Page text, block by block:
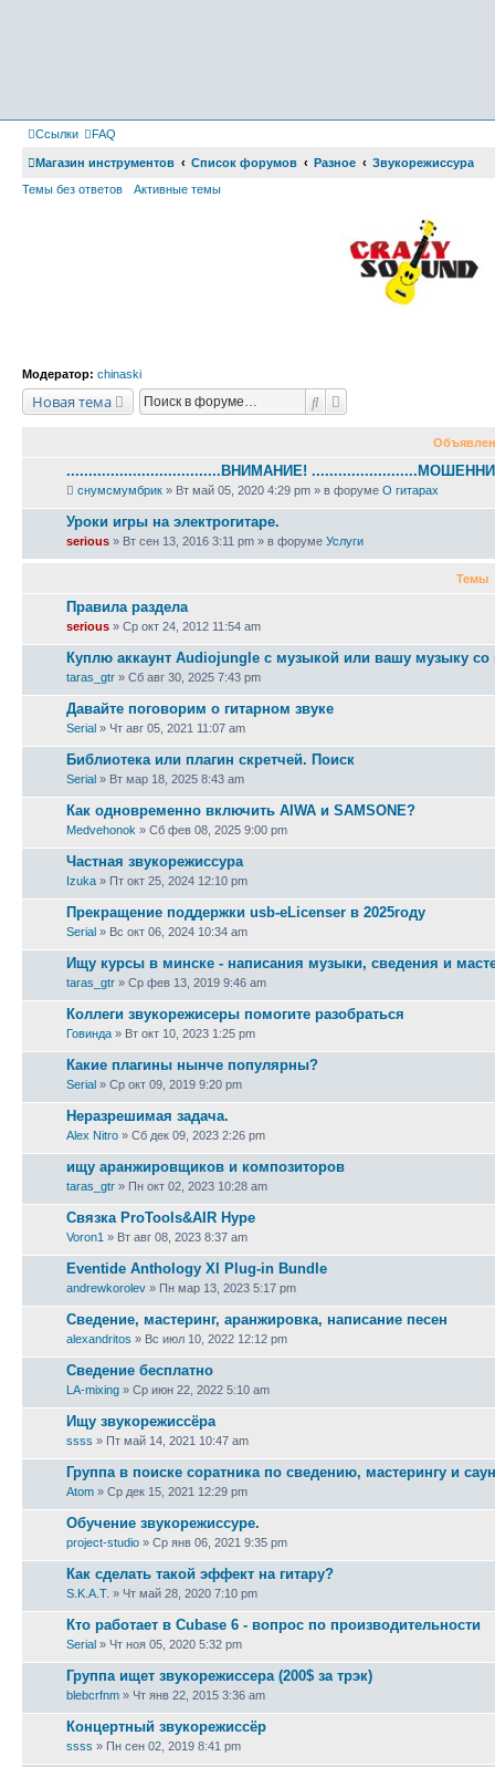
Ссылки FAQ
Магазин инструментов Список форумов Разное
Звукорежиссура
Темы без ответов
Активные темы
Модератор: chinaski
Новая тема Поиск
...................................ВНИМАНИЕ!
снумсмумбрик » Вт май 05, 2020 4:29 pm » в форуме О гитарах
Уроки игры на электрогитаре.
serious » Вт сен 13, 2016 3:11 pm » в форуме Услуги
Темы
Правила раздела
serious » Ср окт 24, 2012 11:54 am
Куплю аккаунт Audiojungle с музыкой или вашу музыку со
taras_gtr » Сб авг 30, 2025 7:43 pm
Давайте поговорим о гитарном звуке
Serial » Чт авг 05, 2021 11:07 am
Библиотека или плагин скретчей. Поиск
Serial » Вт мар 18, 2025 8:43 am
Как одновременно включить AIWA и SAMSONE?
Medvehonok » Сб фев 08, 2025 9:00 pm
Частная звукорежиссура
Izuka » Пт окт 25, 2024 12:10 pm
Прекращение поддержки usb-eLicenser в 2025году
Serial » Вс окт 06, 2024 10:34 am
Ищу курсы в минске - написания музыки, сведения и
taras_gtr » Ср фев 13, 2019 9:46 am
Коллеги звукорежисеры помогите разобраться
Говинда » Вт окт 10, 2023 1:25 pm
Какие плагины нынче популярны?
Serial » Ср окт 09, 2019 9:20 pm
Неразрешимая задача.
Alex Nitro » Сб дек 09, 2023 2:26 pm
ищу аранжировщиков и композиторов
taras_gtr » Пн окт 02, 2023 10:28 am
Связка ProTools&AIR Hype
Voron1 » Вт авг 08, 2023 8:37 am
Eventide Anthology XI Plug-in Bundle
andrewkorolev » Пн мар 13, 2023 5:17 pm
Сведение, мастеринг, аранжировка, написание песен
alexandritos » Вс июл 10, 2022 12:12 pm
Сведение бесплатно
LA-mixing » Ср июн 22, 2022 5:10 am
Ищу звукорежиссёра
ssss » Пт май 14, 2021 10:47 am
Группа в поиске соратника по сведению, мастерингу и
Atom » Ср дек 15, 2021 12:29 pm
Обучение звукорежиссуре.
project-studio » Ср янв 06, 2021 9:35 pm
Как сделать такой эффект на гитару?
S.K.A.T. » Чт май 28, 2020 7:10 pm
Кто работает в Cubase 6 - вопрос по производительности
Serial » Чт ноя 05, 2020 5:32 pm
Группа ищет звукорежиссера (200$ за трэк)
blebcrfnm » Чт янв 22, 2015 3:36 am
Концертный звукорежиссёр
ssss » Пн сен 02, 2019 8:41 pm